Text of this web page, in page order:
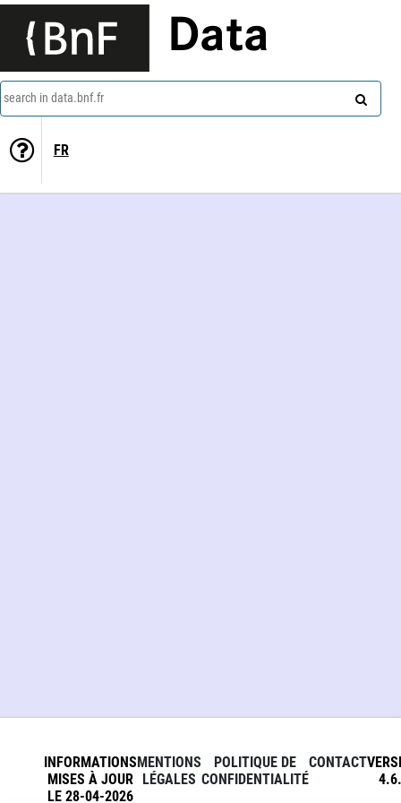
Data
search in data.bnf.fr
FR
INFORMATIONS
MISES À JOUR
LE 28-04-2026
MENTIONS
LÉGALES
POLITIQUE DE
CONFIDENTIALITÉ
CONTACT